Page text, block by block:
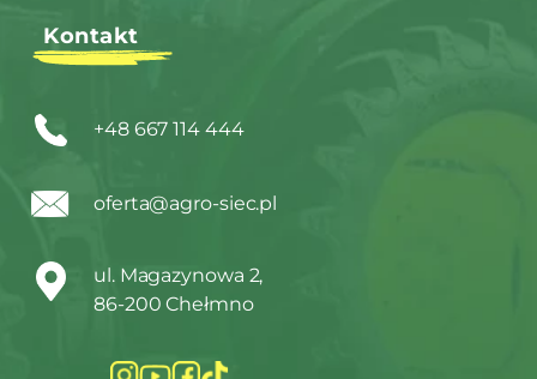
Kontakt
+48 667 114 444
oferta@agro-siec.pl
ul. Magazynowa 2,
86-200 Chełmno